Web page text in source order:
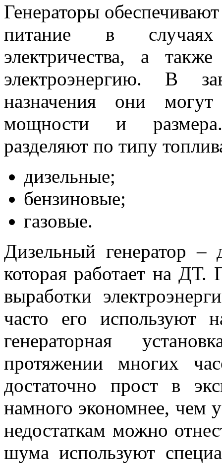
Генераторы
питание в случаях
электричества, а
электроэнергию. В
назначения они
мощности и
разделяют по типу
дизельные;
бензиновые;
газовые.
Дизельный генератор –
которая работает на ДТ.
выработки
часто его используют
генераторная
протяжении многих
достаточно прост в
намного экономнее, чем
недостаткам можно
шума используют